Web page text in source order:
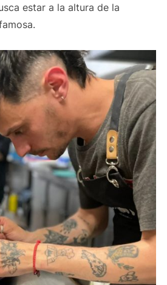
estar a la altura de la